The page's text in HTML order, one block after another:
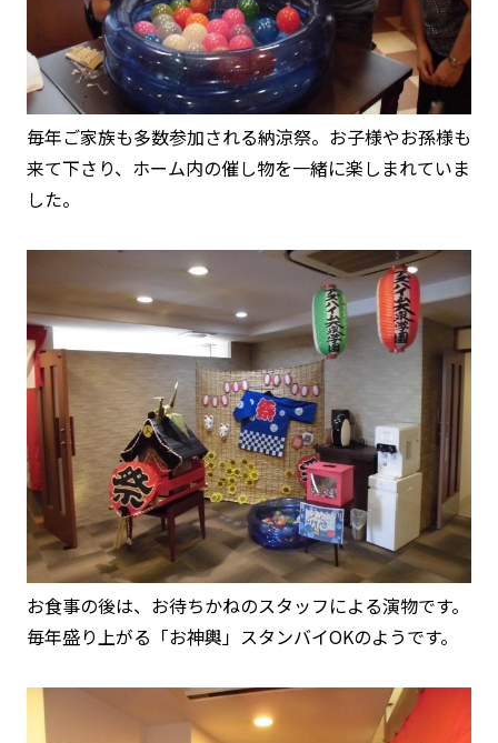
毎年ご家族も多数参加される納涼祭。お子様やお孫様も
来て下さり、ホーム内の催し物を一緒に楽しまれていま
した。
お食事の後は、お待ちかねのスタッフによる演物です。
毎年盛り上がる「お神輿」スタンバイOKのようです。